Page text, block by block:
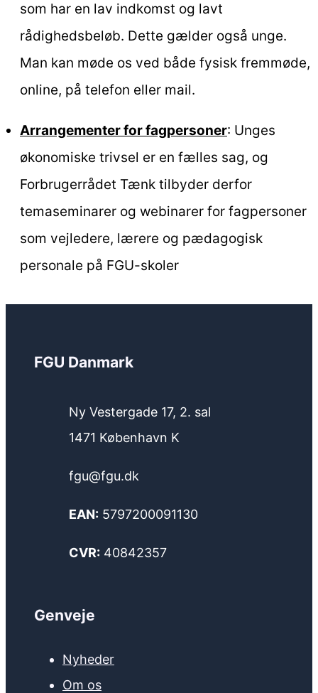
som har en lav indkomst og lavt
rådighedsbeløb. Dette gælder også unge.
Man kan møde os ved både fysisk fremmøde,
online, på telefon eller mail.
Arrangementer for fagpersoner: Unges
økonomiske trivsel er en fælles sag, og
Forbrugerrådet Tænk tilbyder derfor
temaseminarer og webinarer for fagpersoner
som vejledere, lærere og pædagogisk
personale på FGU-skoler
FGU Danmark
Ny Vestergade 17, 2. sal
1471 København K
fgu@fgu.dk
EAN: 5797200091130
CVR: 40842357
Genveje
Nyheder
Om os